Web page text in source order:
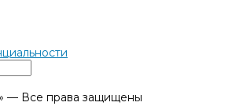
— Все права защищены